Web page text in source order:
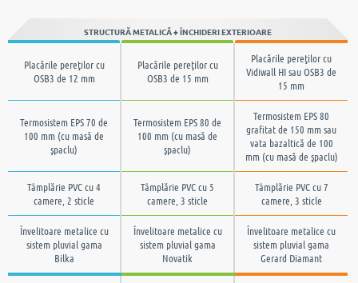
STRUCTURĂ METALICĂ + ÎNCHIDERI EXTERIOARE
Placările pereţilor cu
OSB3 de 12 mm
Placările pereţilor cu
OSB3 de 15 mm
Placările pereţilor cu
Vidiwall HI sau OSB3 de
15 mm
Termosistem EPS 70 de
100 mm (cu masă de
şpaclu)
Termosistem EPS 80 de
100 mm (cu masă de
şpaclu)
Termosistem EPS 80
grafitat de 150 mm sau
vata bazaltică de 100
mm (cu masă de şpaclu)
Tâmplărie PVC cu 4
camere, 2 sticle
Tâmplărie PVC cu 5
camere, 3 sticle
Tâmplărie PVC cu 7
camere, 3 sticle
Învelitoare metalice cu
sistem pluvial gama
Bilka
Învelitoare metalice cu
sistem pluvial gama
Novatik
Învelitoare metalice cu
sistem pluvial gama
Gerard Diamant